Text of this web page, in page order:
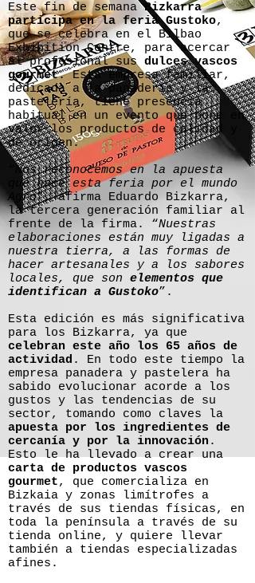
Este fin de semanaBizkarra
participa en la feria Gustoko,
que se celebra en el Bilbao
Exhibition Centre, para acercar
al profesional sus dulces vascos
gourmet. Esta empresa familiar,
dedicada a la panadería y la
pastelería, tiene presencia
habitual en un evento que pone en
valor los productos de calidad y
de origen.
Nos reconocemos en la apuesta
que hace esta feria por el mundo
Agro”, afirma Eduardo Bizkarra,
la tercera generación familiar al
frente de la firma. “Nuestras
elaboraciones están muy ligadas a
nuestra tierra, a las formas de
hacer artesanales y a los sabores
locales, que son elementos que
identifican a Gustoko”.
Esta edición es más significativa
para los Bizkarra, ya que
celebran este año los 65 años de
actividad . En todo este tiempo la
empresa panadera y pastelera ha
sabido evolucionar acorde a los
gustos y las tendencias de su
sector, tomando como claves la
apuesta por los ingredientes de
cercanía y por la innovación .
Esto le ha llevado a crear una
carta de productos vascos
gourmet, que comercializa en
Bizkaia y zonas limítrofes a
través de sus tiendas físicas, en
toda la península a través de su
tienda online, y quiere llevar
también a tiendas especializadas
afines.